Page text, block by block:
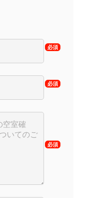
必須
必須
必須